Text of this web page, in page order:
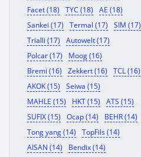
Facet (18)
TYC (18)
AE (18)
Sankei (17)
Termal (17)
SIM (17)
Trialli (17)
Autowelt (17)
Polcar (17)
Moog (16)
Bremi (16)
Zekkert (16)
TCL (16)
AKOK (15)
Seiwa (15)
MAHLE (15)
HKT (15)
ATS (15)
SUFIX (15)
Ocap (14)
BEHR (14)
Tong yang (14)
TopFils (14)
AISAN (14)
Bendix (14)